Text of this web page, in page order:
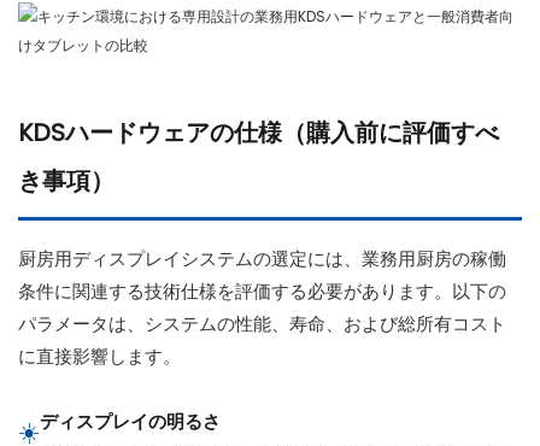
KDSハードウェアの仕様（購入前に評価すべ
き事項）
厨房用ディスプレイシステムの選定には、業務用厨房の稼働
条件に関連する技術仕様を評価する必要があります。以下の
パラメータは、システムの性能、寿命、および総所有コスト
に直接影響します。
☀️ディスプレイの明るさ